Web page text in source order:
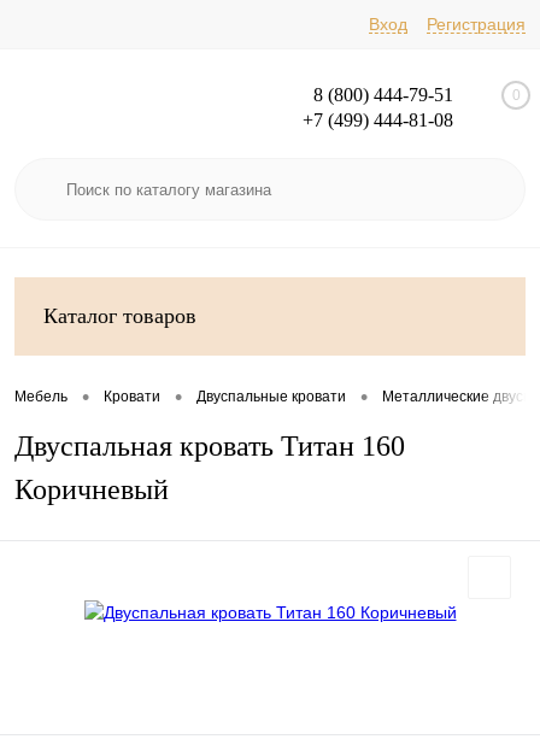
Вход Регистрация
8 (800) 444-79-51
+7 (499) 444-81-08
0
Каталог товаров
Мебель • Кровати • Двуспальные кровати • Металлические
Двуспальная кровать Титан 160
Коричневый